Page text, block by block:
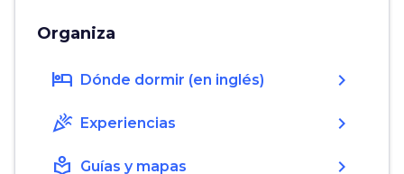
Organiza
hotel Dónde dormir (en inglés) chevron_right
celebration Experiencias chevron_right
local_library Guías y mapas chevron_right